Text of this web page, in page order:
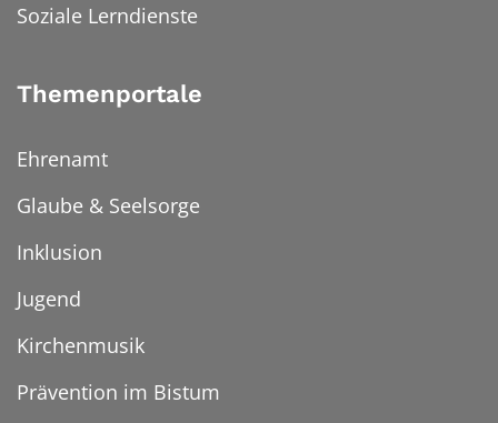
Soziale Lerndienste
Themenportale
Ehrenamt
Glaube & Seelsorge
Inklusion
Jugend
Kirchenmusik
Prävention im Bistum